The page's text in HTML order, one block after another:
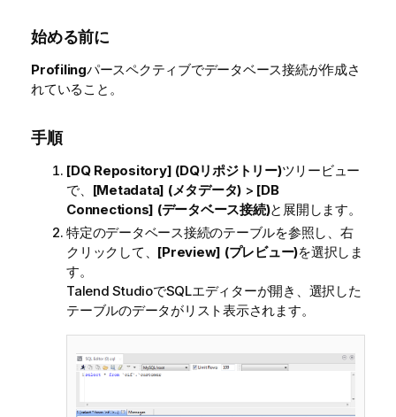
始める前に
Profilingパースペクティブでデータベース接続が作成さ
れていること。
手順
[DQ Repository] (DQリポジトリー)ツリービュー
で、 [Metadata] (メタデータ) > [DB
Connections] (データベース接続)と展開します。
特定のデータベース接続のテーブルを参照し、右
クリックして、 [Preview] (プレビュー)を選択しま
す。
Talend StudioでSQLエディターが開き、選択した
テーブルのデータがリスト表示されます。